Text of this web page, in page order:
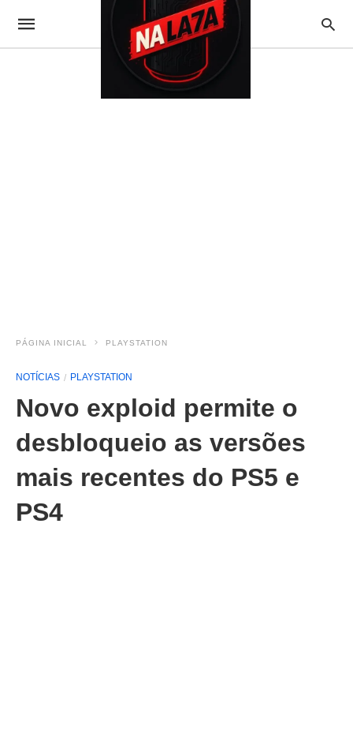
PÁGINA INICIAL PLAYSTATION
NOTÍCIAS PLAYSTATION
Novo exploid permite o
desbloqueio as versões
mais recentes do PS5 e
PS4